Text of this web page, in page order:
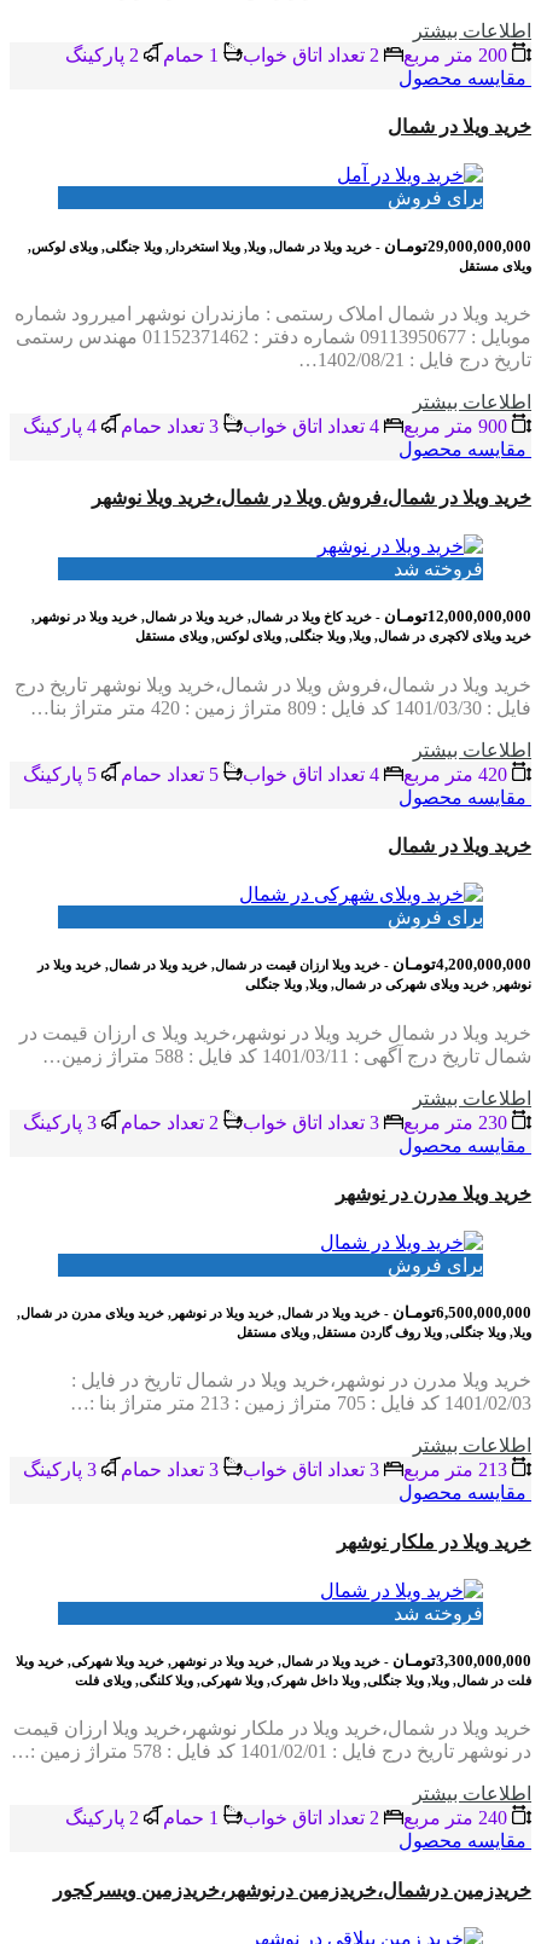
اطلاعات بيشتر
مقایسه محصول
خرید ویلا در شمال
برای فروش
29,000,000,000تومـان
- خرید ویلا در شمال, ویلا, ویلا استخردار, ویلا جنگلی, ویلای لوکس,
ویلای مستقل
خرید ویلا در شمال املاک رستمی : مازندران نوشهر امیررود شماره
موبایل : 09113950677 شماره دفتر : 01152371462 مهندس رستمی
تاریخ درج فایل : 1402/08/21…
اطلاعات بيشتر
مقایسه محصول
خرید ویلا در شمال،فروش ویلا در شمال،خرید ویلا نوشهر
فروخته شد
12,000,000,000تومـان
- خرید کاخ ویلا در شمال, خرید ویلا در شمال, خرید ویلا در نوشهر,
خرید ویلای لاکچری در شمال, ویلا, ویلا جنگلی, ویلای لوکس, ویلای مستقل
خرید ویلا در شمال،فروش ویلا در شمال،خرید ویلا نوشهر تاریخ درج
فایل : 1401/03/30 کد فایل : 809 متراژ زمین : 420 متر متراژ بنا…
اطلاعات بيشتر
مقایسه محصول
خرید ویلا در شمال
برای فروش
4,200,000,000تومـان
- خرید ویلا ارزان قیمت در شمال, خرید ویلا در شمال, خرید ویلا در
نوشهر, خرید ویلای شهرکی در شمال, ویلا, ویلا جنگلی
خرید ویلا در شمال خرید ویلا در نوشهر،خرید ویلا ی ارزان قیمت در
شمال تاریخ درج آگهی : 1401/03/11 کد فایل : 588 متراژ زمین…
اطلاعات بيشتر
مقایسه محصول
خرید ویلا مدرن در نوشهر
برای فروش
6,500,000,000تومـان
- خرید ویلا در شمال, خرید ویلا در نوشهر, خرید ویلای مدرن در شمال,
ویلا, ویلا جنگلی, ویلا روف گاردن مستقل, ویلای مستقل
خرید ویلا مدرن در نوشهر،خرید ویلا در شمال تاریخ در فایل :
1401/02/03 کد فایل : 705 متراژ زمین : 213 متر متراژ بنا :…
اطلاعات بيشتر
مقایسه محصول
خرید ویلا در ملکار نوشهر
فروخته شد
3,300,000,000تومـان
- خرید ویلا در شمال, خرید ویلا در نوشهر, خرید ویلا شهرکی, خرید ویلا
فلت در شمال, ویلا, ویلا جنگلی, ویلا داخل شهرک, ویلا شهرکی, ویلا کلنگی, ویلای فلت
خرید ویلا در شمال،خرید ویلا در ملکار نوشهر،خرید ویلا ارزان قیمت
در نوشهر تاریخ درج فایل : 1401/02/01 کد فایل : 578 متراژ زمین :…
اطلاعات بيشتر
مقایسه محصول
خریدزمین درشمال،خریدزمین درنوشهر،خریدزمین ویسرکجور